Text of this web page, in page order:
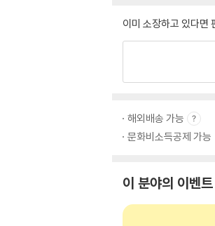
이미 소장하고 있다면
해외배송 가능
문화비소득공제 가능
이 분야의 이벤트